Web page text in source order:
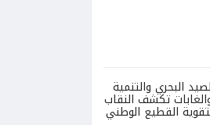
البحري والتنمية
تكشف النقاب
القطيع الوطني